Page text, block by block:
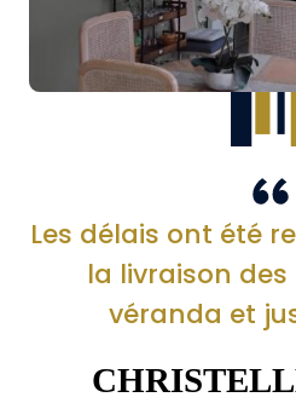
Les délais ont été
la livraison des
véranda et